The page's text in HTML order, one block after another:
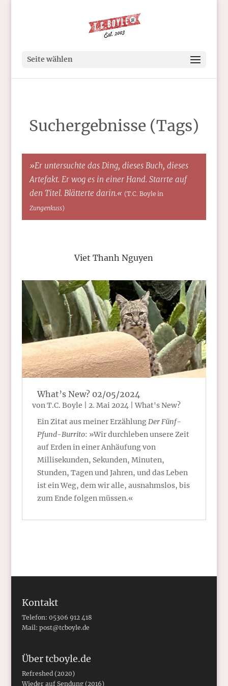
Seite wählen
Suchergebnisse (Tags)
»Er untersuchte das Ding, dieses Buch, dieses
Artefakt. Er wog es in einer Hand. Starrte auf
den Titel. Blätterte darin.« (T.C. Boyle in
Zungenkuss)
Viet Thanh Nguyen
What’s New? 02/05/2024
von T.C. Boyle 2. Mai 2024 |What's New?
Ein Zitat aus meiner Erzählung Der Fünf-
Pfund-Burrito: »Wir durchleben unsere Zeit
auf Erden in einer Anhäufung von
Millisekunden, Sekunden, Minuten,
Stunden, Tagen und Jahren, und das Leben
ist ein Weg, dem wir alle, ausnahmslos, bis
zum Ende folgen müssen.«
Kontakt
Telefon: 05306 912 418
Mail: post@tcboyle.de
Über tcboyle.de
Refreshed (2020)
Wieder auf Sendung (2016)